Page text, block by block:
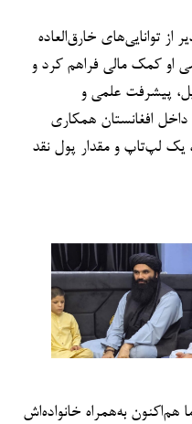
توانایی‌های خارق‌العاده
او کمک مالی فراهم کرد و
پیشرفت علمی و
افغانستان همکاری
یک لپ‌تاپ و مقدار پول نقد
هم‌اکنون به‌همراه خانواده‌اش